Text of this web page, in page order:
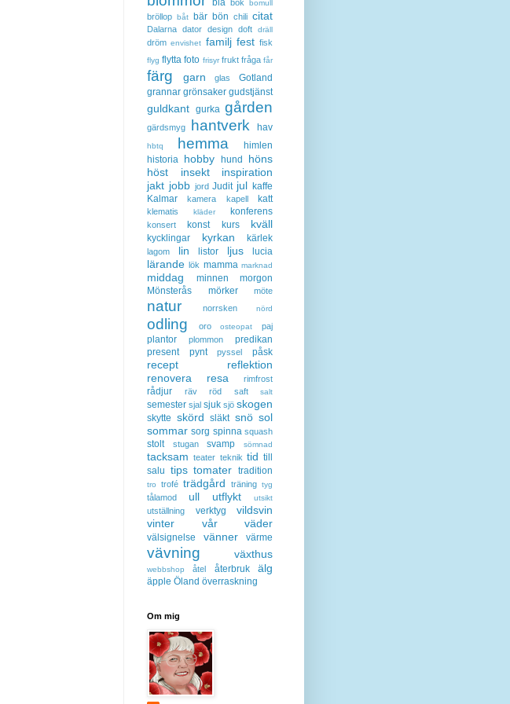
blå bok bomull
bröllop båt bär bön chili citat
Dalarna dator design doft dräll
dröm envishet familj fest fisk
flyg flytta foto frisyr frukt fråga får
färg garn glas
Gotland
grannar grönsaker gudstjänst
guldkant gurka gården
gärdsmyg hantverk hav
hbtq hemma
himlen
historia hobby hund
höns
höst
insekt
inspiration
jakt jobb jord Judit jul kaffe
Kalmar
kamera kapell katt
klematis kläder konferens
konsert konst kurs kväll
kycklingar kyrkan kärlek
lagom lin listor ljus lucia
lärande lök mamma marknad
middag minnen
morgon
Mönsterås
mörker möte
natur norrsken nörd
odling oro osteopat paj
plantor plommon
predikan
present
pynt pyssel påsk
recept
reflektion
renovera
resa rimfrost
rådjur räv röd saft salt
semester sjal sjuk sjö skogen
skytte skörd släkt snö sol
sommar sorg spinna squash
stolt stugan svamp sömnad
tacksam teater teknik tid till
salu tips tomater tradition
tro trofé trädgård träning tyg
tålamod ull utflykt utsikt
utställning verktyg
vildsvin
vinter
vår väder
välsignelse vänner värme
vävning växthus
webbshop åtel återbruk älg
äpple Öland överraskning
Om mig